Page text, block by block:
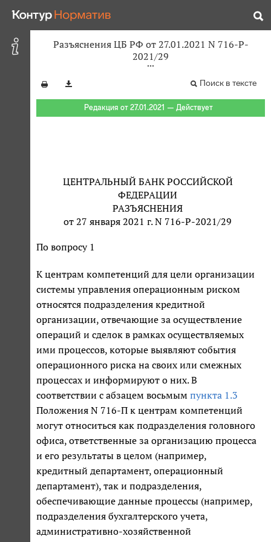
Разъяснения ЦБ РФ от 27.01.2021 N 716-P-
2021/29
Поиск в тексте
Редакция от 27.01.2021 — Действует
ЦЕНТРАЛЬНЫЙ БАНК РОССИЙСКОЙ
ФЕДЕРАЦИИ
РАЗЪЯСНЕНИЯ
от 27 января 2021 г. N 716-P-2021/29
По вопросу 1
К центрам компетенций для цели организации
системы управления операционным риском
относятся подразделения кредитной
организации, отвечающие за осуществление
операций и сделок в рамках осуществляемых
ими процессов, которые выявляют события
операционного риска на своих или смежных
процессах и информируют о них. В
соответствии с абзацем восьмым пункта 1.3
Положения N 716-П к центрам компетенций
могут относиться как подразделения головного
офиса, ответственные за организацию процесса
и его результаты в целом (например,
кредитный департамент, операционный
департамент), так и подразделения,
обеспечивающие данные процессы (например,
подразделения бухгалтерского учета,
административно-хозяйственной